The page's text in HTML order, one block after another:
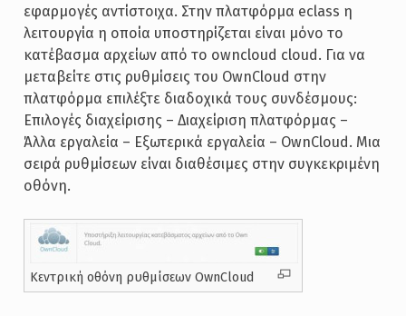
εφαρμογές αντίστοιχα. Στην πλατφόρμα eclass η
λειτουργία η οποία υποστηρίζεται είναι μόνο το
κατέβασμα αρχείων από το owncloud cloud. Για να
μεταβείτε στις ρυθμίσεις του OwnCloud στην
πλατφόρμα επιλέξτε διαδοχικά τους συνδέσμους:
Επιλογές διαχείρισης – Διαχείριση πλατφόρμας –
Άλλα εργαλεία – Εξωτερικά εργαλεία – OwnCloud. Μια
σειρά ρυθμίσεων είναι διαθέσιμες στην συγκεκριμένη
οθόνη.
Κεντρική οθόνη ρυθμίσεων OwnCloud